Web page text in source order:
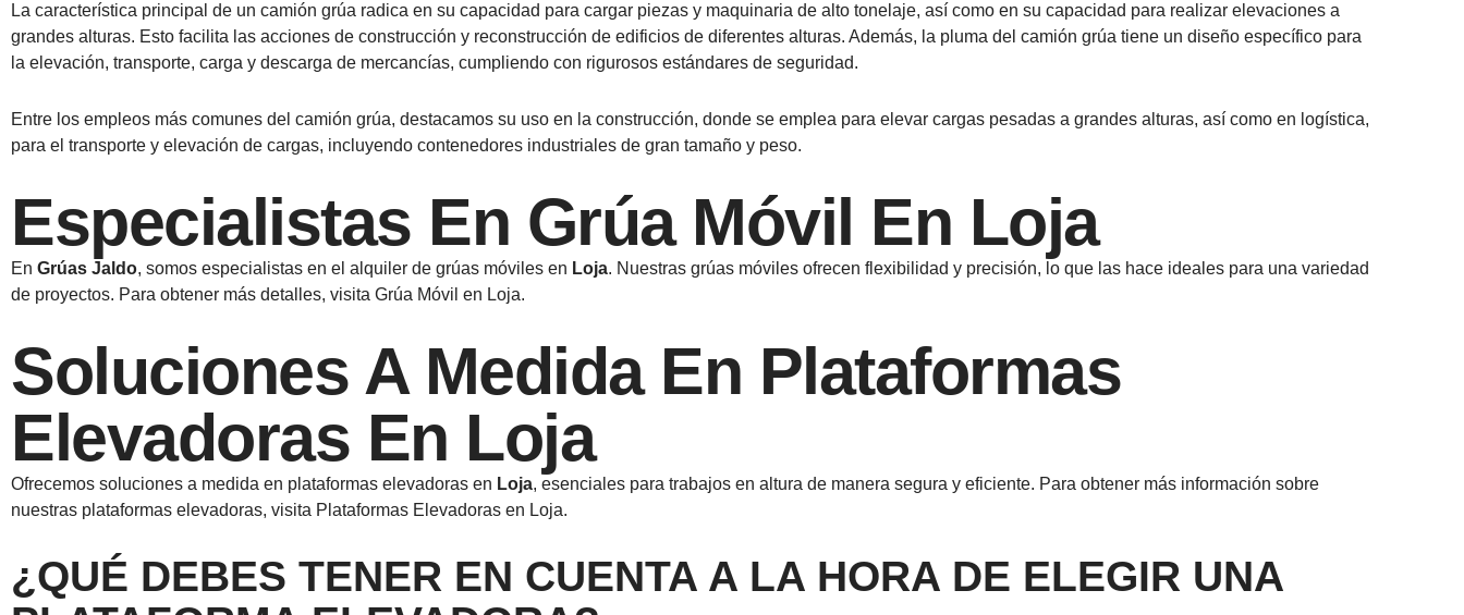
La característica principal de un camión grúa radica en su capacidad para cargar piezas y maquinaria de alto tonelaje, así como en su capacidad para realizar elevaciones a
grandes alturas. Esto facilita las acciones de construcción y reconstrucción de edificios de diferentes alturas. Además, la pluma del camión grúa tiene un diseño específico para
la elevación, transporte, carga y descarga de mercancías, cumpliendo con rigurosos estándares de seguridad.
Entre los empleos más comunes del camión grúa, destacamos su uso en la construcción, donde se emplea para elevar cargas pesadas a grandes alturas, así como en logística,
para el transporte y elevación de cargas, incluyendo contenedores industriales de gran tamaño y peso.
Especialistas En Grúa Móvil En Loja
En Grúas Jaldo, somos especialistas en el alquiler de grúas móviles en Loja. Nuestras grúas móviles ofrecen flexibilidad y precisión, lo que las hace ideales para una variedad
de proyectos. Para obtener más detalles, visita Grúa Móvil en Loja.
Soluciones A Medida En Plataformas
Elevadoras En Loja
Ofrecemos soluciones a medida en plataformas elevadoras en Loja, esenciales para trabajos en altura de manera segura y eficiente. Para obtener más información sobre
nuestras plataformas elevadoras, visita Plataformas Elevadoras en Loja.
¿QUÉ DEBES TENER EN CUENTA A LA HORA DE ELEGIR UNA